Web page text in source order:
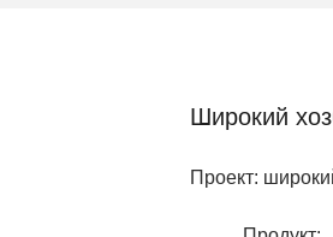
Широкий
Проект: